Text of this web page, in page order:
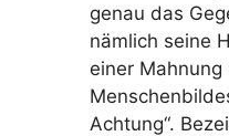
genau das
nämlich seine
einer Mahnung
Achtung“.